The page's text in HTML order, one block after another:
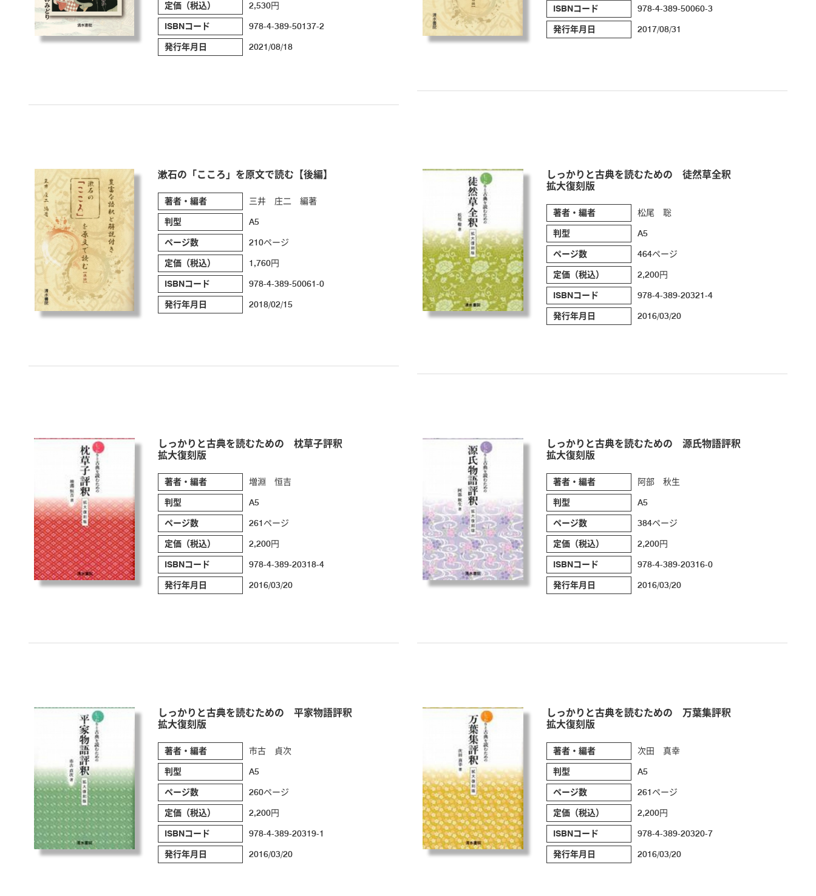
定価（税込） 2,530円
ISBNコード 978-4-389-50137-2
発行年月日 2021/08/18
ISBNコード 978-4-389-50060-3
発行年月日 2017/08/31
漱石の「こころ」を原文で読む【後編】
著者・編者 三井 庄二 編著
判型 A5
ページ数 210ページ
定価（税込） 1,760円
ISBNコード 978-4-389-50061-0
発行年月日 2018/02/15
しっかりと古典を読むための 徒然草全釈
拡大復刻版
著者・編者 松尾 聡
判型 A5
ページ数 464ページ
定価（税込） 2,200円
ISBNコード 978-4-389-20321-4
発行年月日 2016/03/20
しっかりと古典を読むための 枕草子評釈
拡大復刻版
著者・編者 増淵 恒吉
判型 A5
ページ数 261ページ
定価（税込） 2,200円
ISBNコード 978-4-389-20318-4
発行年月日 2016/03/20
しっかりと古典を読むための 源氏物語評釈
拡大復刻版
著者・編者 阿部 秋生
判型 A5
ページ数 384ページ
定価（税込） 2,200円
ISBNコード 978-4-389-20316-0
発行年月日 2016/03/20
しっかりと古典を読むための 平家物語評釈
拡大復刻版
著者・編者 市古 貞次
判型 A5
ページ数 260ページ
定価（税込） 2,200円
ISBNコード 978-4-389-20319-1
発行年月日 2016/03/20
しっかりと古典を読むための 万葉集評釈
拡大復刻版
著者・編者 次田 真幸
判型 A5
ページ数 261ページ
定価（税込） 2,200円
ISBNコード 978-4-389-20320-7
発行年月日 2016/03/20